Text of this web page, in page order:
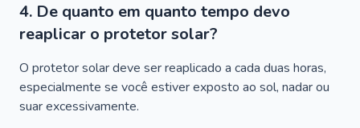
4. De quanto em quanto tempo devo
reaplicar o protetor solar?
O protetor solar deve ser reaplicado a cada duas horas,
especialmente se você estiver exposto ao sol, nadar ou
suar excessivamente.